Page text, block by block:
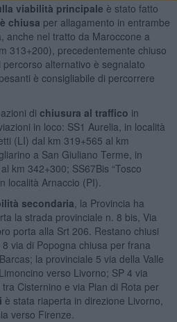
viabilità principale è stato fatto
chiusa per allagamento in entrambe
anche nel tratto da Maroccone a
313+200), precedentemente chiuso
alternativo è segnalato
è consigliabile di percorrere
di chiusura al traffico in
in loco: SS1 Aurelia, in località
(LI) dal km 319+565 al km
a San Giuliano Terme, in
km 342+300; SS67Bis “Tosco
località Arnaccio (PI).
secondaria , la Provincia ha
la strada provinciale n. 8 bis, Via
porta alla Srt 206. Restano chiusi
via di Popogna chiusa per frana
la provinciale 5 via della Valle
verso Livorno; SP 4 via
Cisternino e via Pian di Rota per
è stata riaperta in direzione Livorno,
verso Firenze.